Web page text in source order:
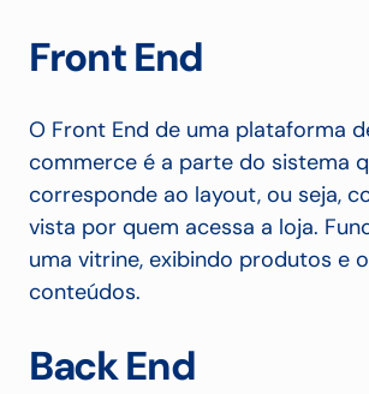
Front End
O Front End de uma plataforma
commerce é a parte do sistema
corresponde ao layout, ou seja,
vista por quem acessa a loja.
uma vitrine, exibindo produtos e
conteúdos.
Back End